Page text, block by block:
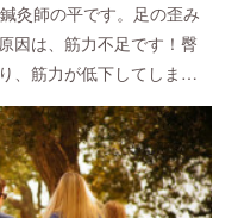
灸師の平です。足の歪み
因は、筋力不足です！臀
、筋力が低下してしま…